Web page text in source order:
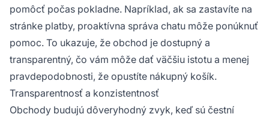
pomôcť počas pokladne. Napríklad, ak sa zastavíte na
stránke platby, proaktívna správa chatu môže ponúknuť
pomoc. To ukazuje, že obchod je dostupný a
transparentný, čo vám môže dať väčšiu istotu a menej
pravdepodobnosti, že opustíte nákupný košík.
Transparentnosť a konzistentnosť
Obchody budujú dôveryhodný zvyk, keď sú čestní